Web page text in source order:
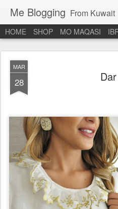
Me Blogging From Kuwait
HOME SHOP MO MAQASI
MAR
28